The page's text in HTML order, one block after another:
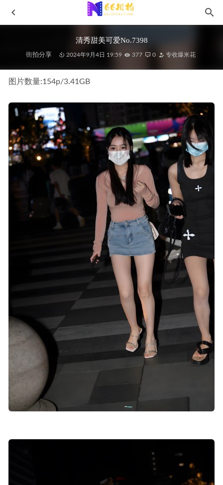
清秀甜美可爱No.7398
街拍分享 2024年9月4日 19:59 377 0 专收爆米花
图片数量:154p/3.41GB
高挑靓丽牛仔裙J8806 2025-06-03
简单白色短裙J9492 2025-11-17
黑色镂空比基尼MF00654 2022-06-09
一始街拍作品-疲倦J9090 2025-08-07
灰色瑜伽裤美女MF01045 2023-11-19